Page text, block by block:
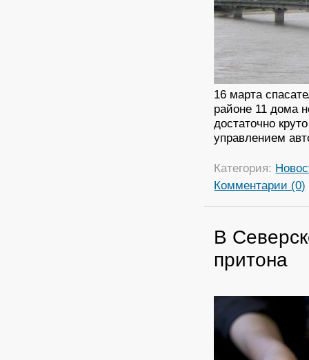
16 марта
районе 11 дома
достаточно
управлением
Категория:
Комментарии (0)
В
притона